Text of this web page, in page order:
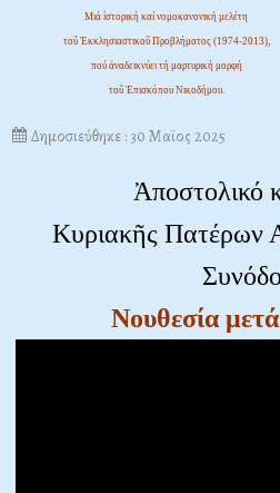
Μιά ἱστορική καί νομοκανονική μελέτη
τοῦ Ἐκκλησιαστικοῦ Προβλήματος (1974-2013),
πού ἀναδεικνύει τή μαρτυρική μορφή
τοῦ Ἐπισκόπου Νικοδήμου.
Δημοσιεύθηκε : 30 Μαϊος 2025
Ἀποστολικό
Κυριακῆς Πατέρων
Νουθεσία